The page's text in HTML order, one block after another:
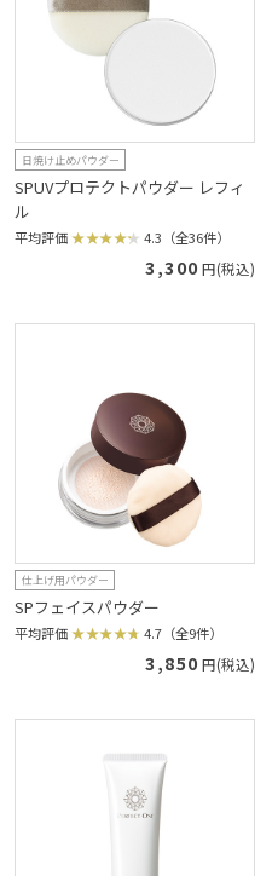
日焼け止めパウダー
SPUVプロテクトパウダー レフィ
ル
平均評価 4.3（全36件）
3,300 円(税込)
仕上げ用パウダー
SPフェイスパウダー
平均評価 4.7（全9件）
3,850 円(税込)